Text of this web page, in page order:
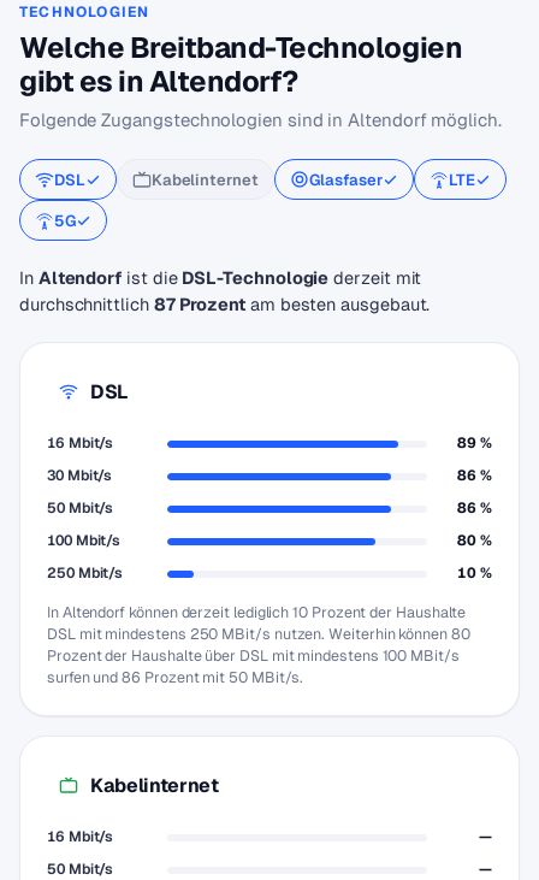
TECHNOLOGIEN
Welche Breitband-Technologien
gibt es in Altendorf?
Folgende Zugangstechnologien sind in Altendorf möglich.
DSL Kabelinternet Glasfaser
LTE
5G
In Altendorf ist die DSL-Technologie derzeit mit
durchschnittlich 87 Prozentam besten ausgebaut.
DSL
16 Mbit/s
89 %
30 Mbit/s
86 %
50 Mbit/s
86 %
100 Mbit/s
80 %
250 Mbit/s
10 %
In Altendorf können derzeit lediglich 10 Prozent der Haushalte
DSL mit mindestens 250 MBit/s nutzen. Weiterhin können 80
Prozent der Haushalte über DSL mit mindestens 100 MBit/s
surfen und 86 Prozent mit 50 MBit/s.
Kabelinternet
16 Mbit/s
—
50 Mbit/s
—